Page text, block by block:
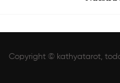
Copyright © kathyatarot,